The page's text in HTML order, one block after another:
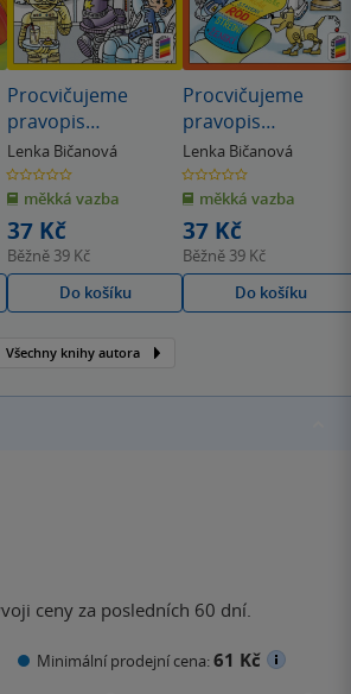
Procvičujeme
pravopis
podstatných jmen
rodu mužského (4-
63)
Lenka Bičanová
0.0
z
5
hvězdiček
měkká vazba
37 Kč
Běžně 39 Kč
Do košíku
Procvičujeme
pravopis
podstatných jmen
rodu ženského a
středního (4-62)
Lenka Bičanová
0.0
z
5
hvězdiček
měkká vazba
37 Kč
Běžně 39 Kč
Do košíku
Všechny knihy autora
ceny za posledních 60 dní.
Minimální prodejní cena:61 Kč